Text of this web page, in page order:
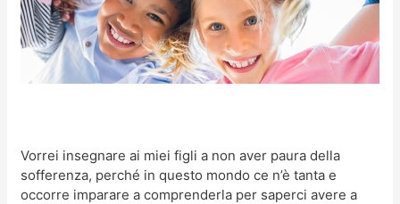
Vorrei insegnare ai miei figli a non aver paura della
sofferenza, perché in questo mondo ce n’è tanta e
occorre imparare a comprenderla per saperci avere a